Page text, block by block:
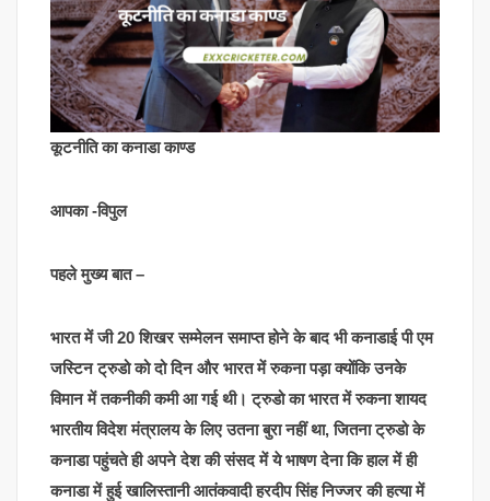
कूटनीति का कनाडा काण्ड
आपका -विपुल
पहले मुख्य बात –
भारत में जी 20 शिखर सम्मेलन समाप्त होने के बाद भी कनाडाई पी एम
जस्टिन ट्रुडो को दो दिन और भारत में रुकना पड़ा क्योंकि उनके
विमान में तकनीकी कमी आ गई थी। ट्रुडो का भारत में रुकना शायद
भारतीय विदेश मंत्रालय के लिए उतना बुरा नहीं था, जितना ट्रुडो के
कनाडा पहुंचते ही अपने देश की संसद में ये भाषण देना कि हाल में ही
कनाडा में हुई खालिस्तानी आतंकवादी हरदीप सिंह निज्जर की हत्या में